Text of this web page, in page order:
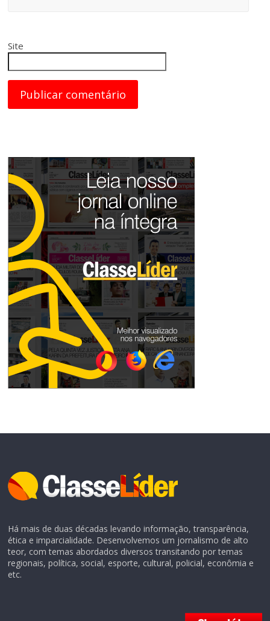
Site
Há mais de duas décadas levando informação, transparência,
ética e imparcialidade. Desenvolvemos um jornalismo de alto
teor, com temas abordados diversos transitando por temas
regionais, política, social, esporte, cultural, policial, econômia e
etc.